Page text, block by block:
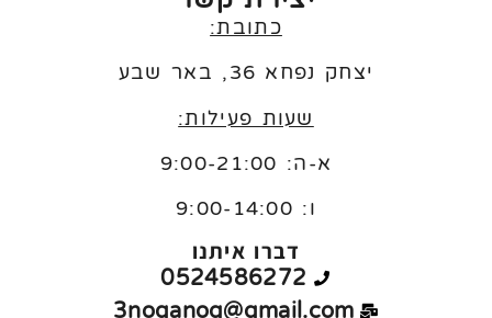
כתובת:
יצחק נפחא 36, באר שבע
שעות פעילות:
א-ה: 9:00-21:00
ו: 9:00-14:00
דברו איתנו
0524586272
3noganog@gmail.com